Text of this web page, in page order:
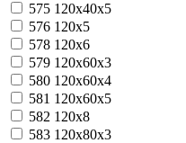
575 120x40x5
576 120x5
578 120x6
579 120x60x3
580 120x60x4
581 120x60x5
582 120x8
583 120x80x3